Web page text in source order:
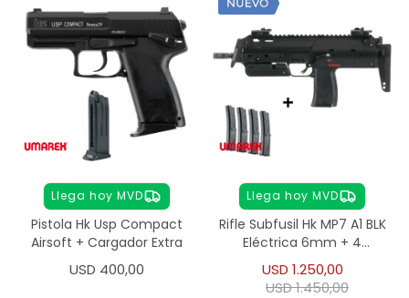
Llega hoy MVD
Pistola Hk Usp Compact
Airsoft + Cargador Extra
USD 400,00
Llega hoy MVD
Rifle Subfusil Hk MP7 A1 BLK
Eléctrica 6mm + 4
Cargadores
USD 1.250,00
USD1.450,00